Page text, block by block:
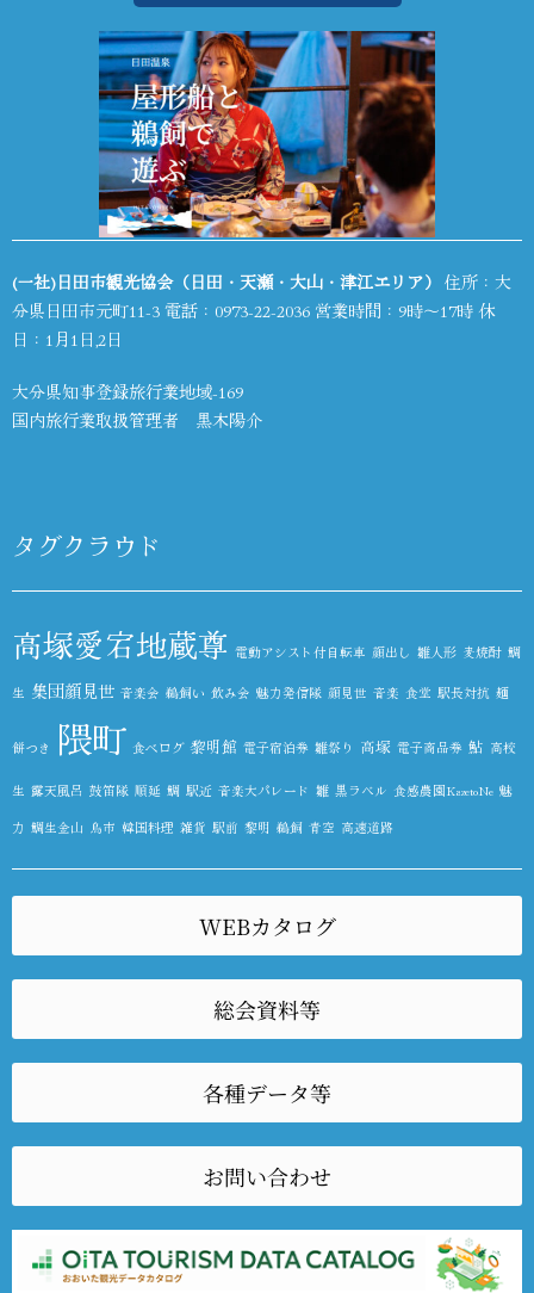
(一社)日田市観光協会（日田・天瀬・大山・津江エリア） 住所：大
分県日田市元町11-3 電話： 0973-22-2036 営業時間：9時～17時 休
日：1月1日,2日
大分県知事登録旅行業地域-169
国内旅行業取扱管理者 黒木陽介
タグクラウド
高塚愛宕地蔵尊 電動アシスト付自転車 顔出し 雛人形 麦焼酎 鯛
生 集団顔見世 音楽会 鵜飼い 飲み会 魅力発信隊 顔見世 音楽 食堂 駅長対抗 麺
餅つき 隈町 食べログ 黎明館 電子宿泊券 雛祭り 高塚 電子商品券 鮎 高校
生 露天風呂 鼓笛隊 順延 鯛 駅近 音楽大パレード 雛 黒ラベル 食感農園KazetoNe 魅
力 鯛生金山 鳥市 韓国料理 雑貨 駅前 黎明 鵜飼 青空 高速道路
WEBカタログ
総会資料等
各種データ等
お問い合わせ